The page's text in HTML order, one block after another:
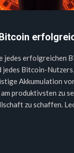
jedes erfolgreichen
jedes Bitcoin-
Akkumulation
produktivsten zu
zu schaffen.